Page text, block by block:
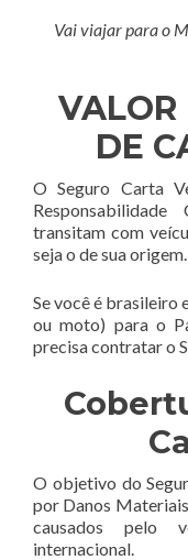
Vai viajar para o
VALOR
DE
O Seguro Carta
transitam com
seja o de sua origem.
Se você é brasileiro
ou moto) para o
precisa contratar o
O objetivo do
por Danos
causados pelo
internacional.